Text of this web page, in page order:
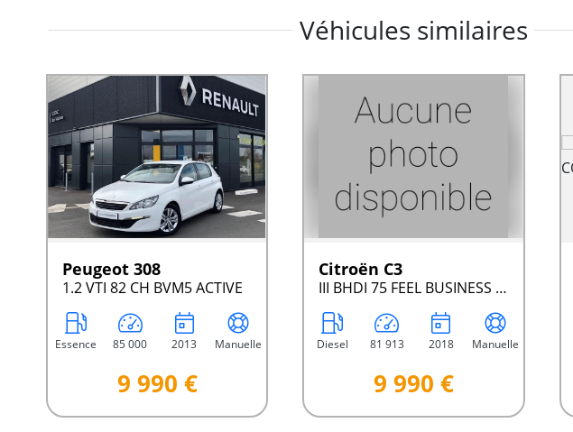
Véhicules similaires
Peugeot 308
1.2 VTI 82 CH BVM5 ACTIVE
Essence 85 000 2013 Manuelle
9 990 €
Citroën C3
III BHDI 75 FEEL BUSINESS BVM
Diesel 81 913 2018 Manuelle
9 990 €